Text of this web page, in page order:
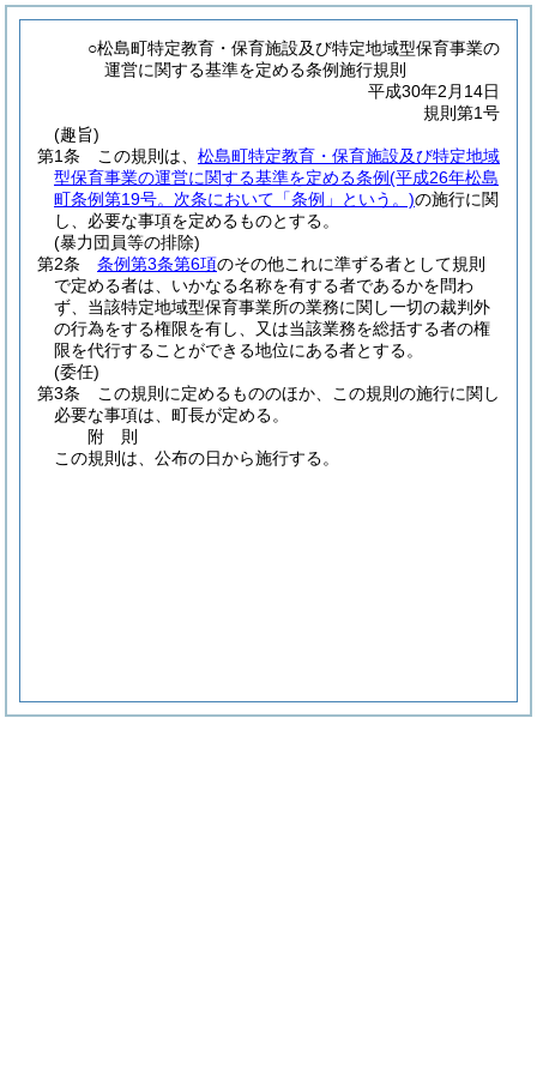
○松島町特定教育・保育施設及び特定地域型保育事業の
運営に関する基準を定める条例施行規則
平成30年2月14日
規則第1号
(趣旨)
第1条
この規則は、 松島町特定教育・保育施設及び特定地域
型保育事業の運営に関する基準を定める条例(平成26年松島
町条例第19号。次条において「条例」という。)の施行に関
し、必要な事項を定めるものとする。
(暴力団員等の排除)
第2条
条例第3条第6項のその他これに準ずる者として規則
で定める者は、いかなる名称を有する者であるかを問わ
ず、当該特定地域型保育事業所の業務に関し一切の裁判外
の行為をする権限を有し、又は当該業務を総括する者の権
限を代行することができる地位にある者とする。
(委任)
第3条
この規則に定めるもののほか、この規則の施行に関し
必要な事項は、町長が定める。
附 則
この規則は、公布の日から施行する。